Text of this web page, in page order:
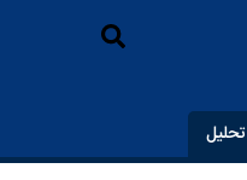
تحلیل